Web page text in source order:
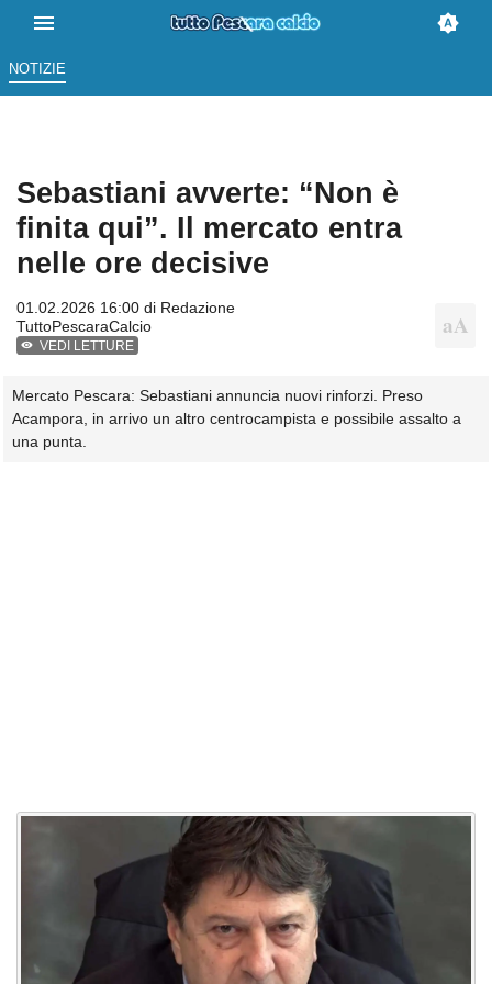
NOTIZIE
Sebastiani avverte: “Non è
finita qui”. Il mercato entra
nelle ore decisive
01.02.2026 16:00 di Redazione
TuttoPescaraCalcio
VEDI LETTURE
Mercato Pescara: Sebastiani annuncia nuovi rinforzi. Preso
Acampora, in arrivo un altro centrocampista e possibile assalto a
una punta.